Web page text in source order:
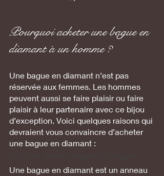
Pourquoi acheter une bague en
diamant à un homme ?
Une bague en diamant n’est pas
réservée aux femmes. Les hommes
peuvent aussi se faire plaisir ou faire
plaisir à leur partenaire avec ce bijou
d’exception. Voici quelques raisons qui
devraient vous convaincre d’acheter
une bague en diamant :
Une bague en diamant est un anneau